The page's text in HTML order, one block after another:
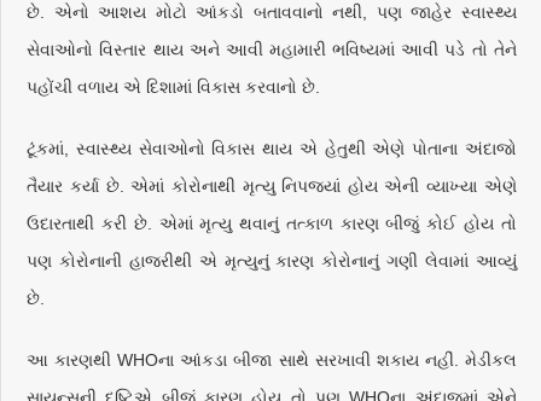
છે. એનો આશય મોટો આંકડો બતાવવાનો નથી, પણ જાહેર સ્વાસ્થ્ય
સેવાઓનો વિસ્તાર થાય અને આવી મહામારી ભવિષ્યમાં આવી પડે તો તેને
પહોંચી વળાય એ દિશામાં વિકાસ કરવાનો છે.
ટૂંકમાં, સ્વાસ્થ્ય સેવાઓનો વિકાસ થાય એ હેતુથી એણે પોતાના અંદાજો
તૈયાર કર્યા છે. એમાં કોરોનાથી મૃત્યુ નિપજ્યાં હોય એની વ્યાખ્યા એણે
ઉદારતાથી કરી છે. એમાં મૃત્યુ થવાનું તત્કાળ કારણ બીજું કોઈ હોય તો
પણ કોરોનાની હાજરીથી એ મૃત્યુનું કારણ કોરોનાનું ગણી લેવામાં આવ્યું
છે.
આ કારણથી WHOના આંકડા બીજા સાથે સરખાવી શકાય નહીં. મેડીકલ